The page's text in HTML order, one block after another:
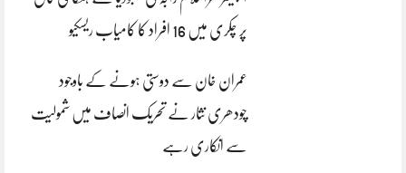
پر چکری میں 16 افراد کا کامیاب ریسکیو
عمران خان سے دوستی ہونے کے باوجود
چودھری نثار نے تحریک انصاف میں شمولیت
سے انکاری رہے